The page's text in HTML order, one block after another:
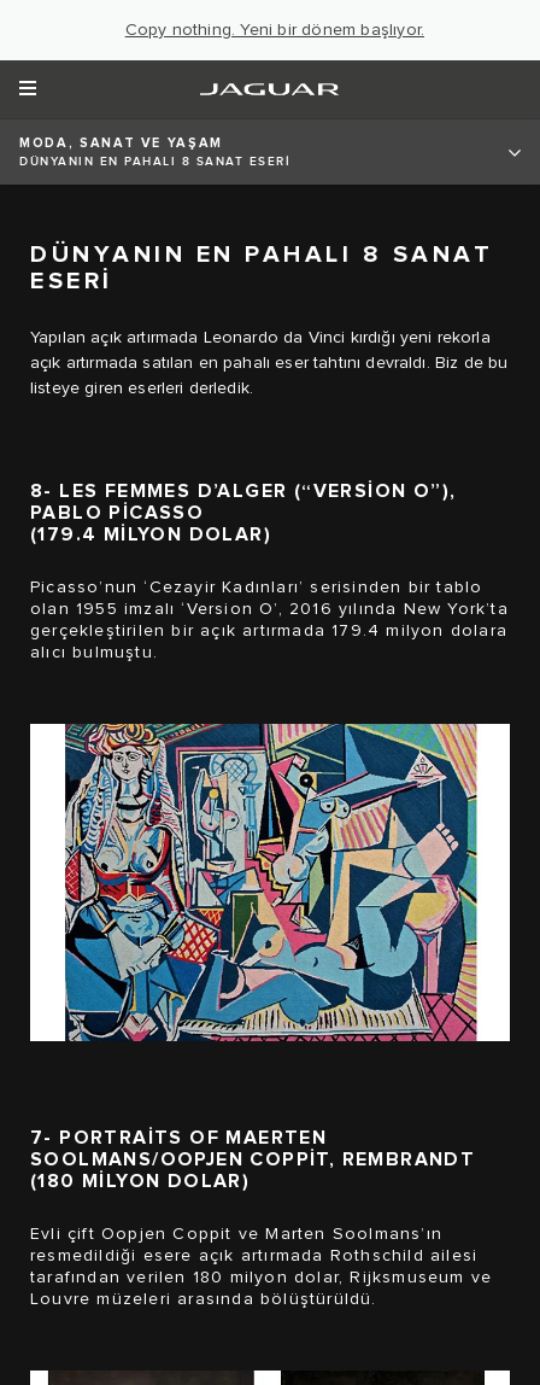
Copy nothing. Yeni bir dönem başlıyor.
MODA, SANAT VE YAŞAM
DÜNYANIN EN PAHALI 8 SANAT ESERİ
DÜNYANIN EN PAHALI 8 SANAT
ESERİ
Yapılan açık artırmada Leonardo da Vinci kırdığı yeni rekorla
açık artırmada satılan en pahalı eser tahtını devraldı. Biz de bu
listeye giren eserleri derledik.
8- LES FEMMES D’ALGER (“VERSION O”),
PABLO PICASSO
(179.4 MİLYON DOLAR)
Picasso’nun ‘Cezayir Kadınları’ serisinden bir tablo
olan 1955 imzalı ‘Version O’, 2016 yılında New York’ta
gerçekleştirilen bir açık artırmada 179.4 milyon dolara
alıcı bulmuştu.
7- PORTRAITS OF MAERTEN
SOOLMANS/OOPJEN COPPIT, REMBRANDT
(180 MİLYON DOLAR)
Evli çift Oopjen Coppit ve Marten Soolmans’ın
resmedildiği esere açık artırmada Rothschild ailesi
tarafından verilen 180 milyon dolar, Rijksmuseum ve
Louvre müzeleri arasında bölüştürüldü.